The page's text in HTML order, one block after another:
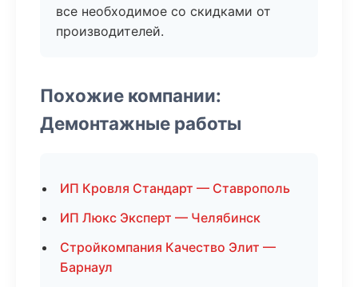
все необходимое со скидками от
производителей.
Похожие компании:
Демонтажные работы
ИП Кровля Стандарт — Ставрополь
ИП Люкс Эксперт — Челябинск
Стройкомпания Качество Элит —
Барнаул